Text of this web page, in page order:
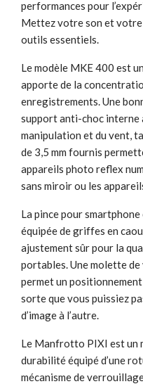
performances pour
Mettez votre son et votre
outils essentiels.
Le modèle MKE 400 est
apporte de la
enregistrements. Une
support anti-choc interne
manipulation et du vent,
de 3,5 mm fournis
appareils photo reflex
sans miroir ou les
La pince pour
équipée de griffes en
ajustement sûr pour la
portables. Une molette
permet un
sorte que vous puissiez
d’image à l’autre.
Le Manfrotto PIXI est un
durabilité équipé d’une
mécanisme de